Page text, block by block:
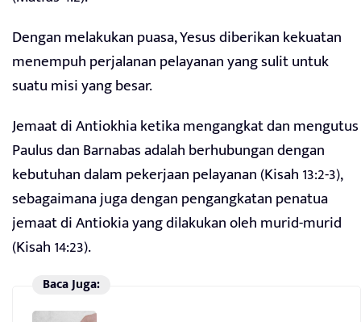
Dengan melakukan puasa, Yesus diberikan kekuatan
menempuh perjalanan pelayanan yang sulit untuk
suatu misi yang besar.
Jemaat di Antiokhia ketika mengangkat dan mengutus
Paulus dan Barnabas adalah berhubungan dengan
kebutuhan dalam pekerjaan pelayanan (Kisah 13:2-3),
sebagaimana juga dengan pengangkatan penatua
jemaat di Antiokia yang dilakukan oleh murid-murid
(Kisah 14:23).
Baca Juga: